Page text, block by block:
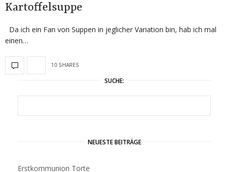
Kartoffelsuppe
Da ich ein Fan von Suppen in jeglicher Variation bin, hab ich mal
einen…
10 SHARES
SUCHE:
NEUESTE BEITRÄGE
Erstkommunion Torte